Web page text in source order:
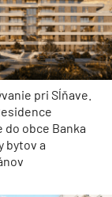
pri Sĺňave.
do obce Banka
bytov a